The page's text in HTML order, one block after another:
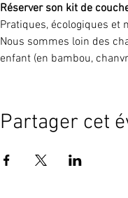
Réserver son kit de
Pratiques, écologiques et
Nous sommes loin des
enfant (en bambou,
Partager cet